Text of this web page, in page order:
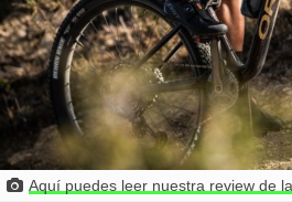
Aquí puedes leer nuestra review de